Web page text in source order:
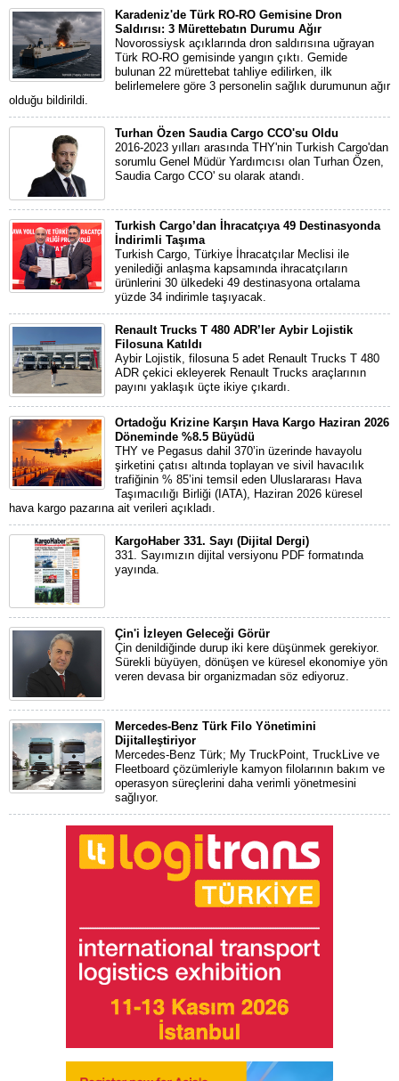
Karadeniz'de Türk RO-RO Gemisine Dron
Saldırısı: 3 Mürettebatın Durumu Ağır
Novorossiysk açıklarında dron saldırısına uğrayan
Türk RO-RO gemisinde yangın çıktı. Gemide
bulunan 22 mürettebat tahliye edilirken, ilk
belirlemelere göre 3 personelin sağlık durumunun ağır
olduğu bildirildi.
Turhan Özen Saudia Cargo CCO'su Oldu
2016-2023 yılları arasında THY'nin Turkish Cargo'dan
sorumlu Genel Müdür Yardımcısı olan Turhan Özen,
Saudia Cargo CCO' su olarak atandı.
Turkish Cargo’dan İhracatçıya 49 Destinasyonda
İndirimli Taşıma
Turkish Cargo, Türkiye İhracatçılar Meclisi ile
yenilediği anlaşma kapsamında ihracatçıların
ürünlerini 30 ülkedeki 49 destinasyona ortalama
yüzde 34 indirimle taşıyacak.
Renault Trucks T 480 ADR’ler Aybir Lojistik
Filosuna Katıldı
Aybir Lojistik, filosuna 5 adet Renault Trucks T 480
ADR çekici ekleyerek Renault Trucks araçlarının
payını yaklaşık üçte ikiye çıkardı.
Ortadoğu Krizine Karşın Hava Kargo Haziran 2026
Döneminde %8.5 Büyüdü
THY ve Pegasus dahil 370’in üzerinde havayolu
şirketini çatısı altında toplayan ve sivil havacılık
trafiğinin % 85’ini temsil eden Uluslararası Hava
Taşımacılığı Birliği (IATA), Haziran 2026 küresel
hava kargo pazarına ait verileri açıkladı.
KargoHaber 331. Sayı (Dijital Dergi)
331. Sayımızın dijital versiyonu PDF formatında
yayında.
Çin'i İzleyen Geleceği Görür
Çin denildiğinde durup iki kere düşünmek gerekiyor.
Sürekli büyüyen, dönüşen ve küresel ekonomiye yön
veren devasa bir organizmadan söz ediyoruz.
Mercedes-Benz Türk Filo Yönetimini
Dijitalleştiriyor
Mercedes-Benz Türk; My TruckPoint, TruckLive ve
Fleetboard çözümleriyle kamyon filolarının bakım ve
operasyon süreçlerini daha verimli yönetmesini
sağlıyor.